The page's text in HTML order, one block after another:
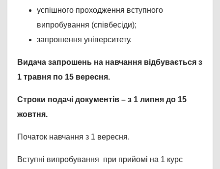
успішного проходження вступного
випробування (співбесіди);
запрошення університету.
Видача запрошень на навчання відбувається з
1 травня по 15 вересня.
Строки подачі документів – з 1 липня до 15
жовтня.
Початок навчання з 1 вересня.
Вступні випробування при прийомі на 1 курс